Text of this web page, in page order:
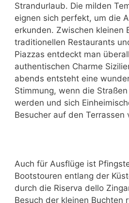
Strandurlaub. Die milden
eignen sich perfekt, um die
erkunden. Zwischen kleinen
traditionellen Restaurants
Piazzas entdeckt man
authentischen Charme
abends entsteht eine
Stimmung, wenn die
werden und sich
Besucher auf den Terrassen
Auch für Ausflüge ist
Bootstouren entlang der
durch die Riserva dello
Besuch der kleinen Buchten